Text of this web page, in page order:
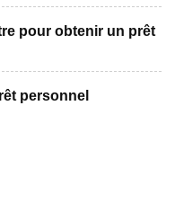
pour obtenir un prêt
personnel